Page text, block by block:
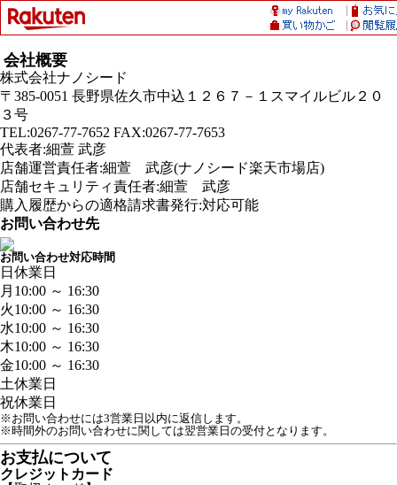
会社概要
株式会社ナノシード
〒385-0051 長野県佐久市中込１２６７－１スマイルビル２０
３号
TEL:0267-77-7652 FAX:0267-77-7653
代表者:細萱 武彦
店舗運営責任者:細萱 武彦(ナノシード楽天市場店)
店舗セキュリティ責任者:細萱 武彦
購入履歴からの適格請求書発行:対応可能
お問い合わせ先
お問い合わせ対応時間
日 休業日
月 10:00 ～ 16:30
火10:00 ～ 16:30
水10:00 ～ 16:30
木10:00 ～ 16:30
金10:00 ～ 16:30
土休業日
祝休業日
※お問い合わせには3営業日以内に返信します。
※時間外のお問い合わせに関しては翌営業日の受付となります。
お支払について
クレジットカード